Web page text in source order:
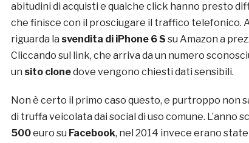
abitudini di acquisti e qualche click hanno presto
che finisce con il prosciugare il traffico telefonico.
riguarda la svendita di iPhone 6 S su Amazon a
Cliccando sul link, che arriva da un numero
un sito clonedove vengono chiesti dati sensibili.
Non è certo il primo caso questo, e purtroppo non
di truffa veicolata dai social di uso comune. L’anno
500euro su Facebook, nel 2014 invece erano